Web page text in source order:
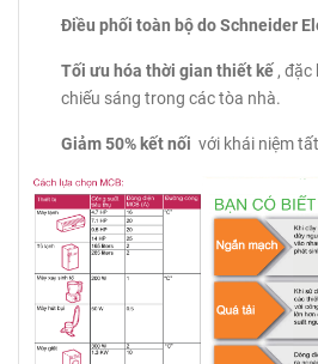
Điều phối toàn bộ do Schneider
Tối ưu hóa thời gian thiết kế , đặc
chiếu sáng trong các tòa nhà.
Giảm 50% kết nối với khái niệm